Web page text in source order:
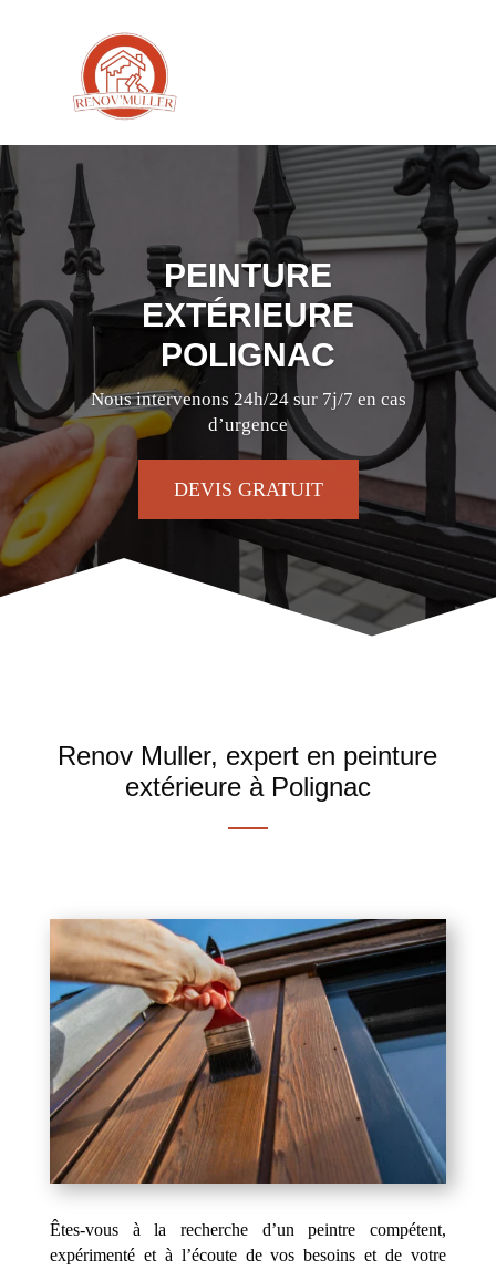
PEINTURE
EXTÉRIEURE
POLIGNAC
Nous intervenons 24h/24 sur 7j/7 en cas
d’urgence
DEVIS GRATUIT
Renov Muller, expert en peinture
extérieure à Polignac
Êtes-vous à la recherche d’un peintre compétent,
expérimenté et à l’écoute de vos besoins et de votre